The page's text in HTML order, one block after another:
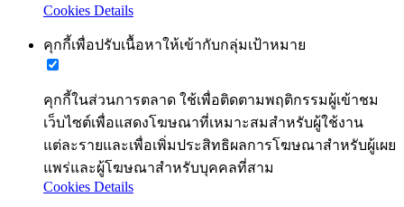
Cookies Details
คุกกี้เพื่อปรับเนื้อหาให้เข้ากับกลุ่มเป้าหมาย
คุกกี้ในส่วนการตลาด ใช้เพื่อติดตามพฤติกรรมผู้เข้าชม
เว็บไซต์เพื่อแสดงโฆษณาที่เหมาะสมสำหรับผู้ใช้งาน
แต่ละรายและเพื่อเพิ่มประสิทธิผลการโฆษณาสำหรับผู้เผย
แพร่และผู้โฆษณาสำหรับบุคคลที่สาม
Cookies Details